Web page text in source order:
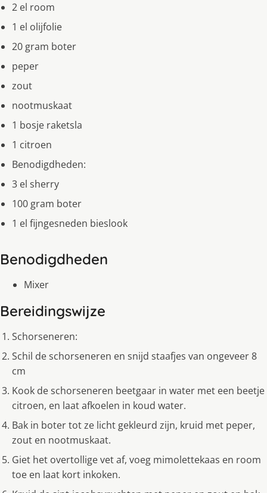
2 el room
1 el olijfolie
20 gram boter
peper
zout
nootmuskaat
1 bosje raketsla
1 citroen
Benodigdheden:
3 el sherry
100 gram boter
1 el fijngesneden bieslook
Benodigdheden
Mixer
Bereidingswijze
Schorseneren:
Schil de schorseneren en snijd staafjes van ongeveer 8
cm
Kook de schorseneren beetgaar in water met een beetje
citroen, en laat afkoelen in koud water.
Bak in boter tot ze licht gekleurd zijn, kruid met peper,
zout en nootmuskaat.
Giet het overtollige vet af, voeg mimolettekaas en room
toe en laat kort inkoken.